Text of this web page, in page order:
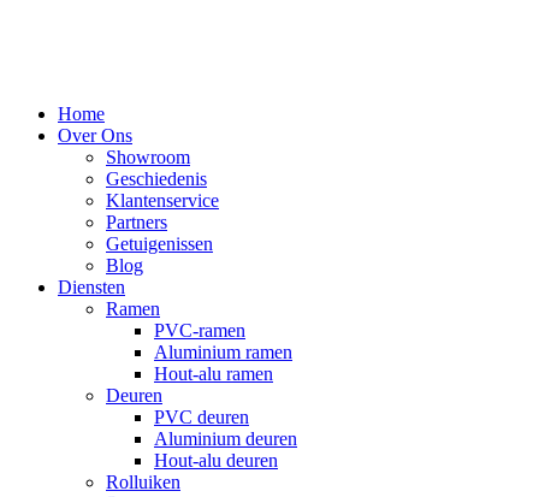
Home
Over Ons
Showroom
Geschiedenis
Klantenservice
Partners
Getuigenissen
Blog
Diensten
Ramen
PVC-ramen
Aluminium ramen
Hout-alu ramen
Deuren
PVC deuren
Aluminium deuren
Hout-alu deuren
Rolluiken